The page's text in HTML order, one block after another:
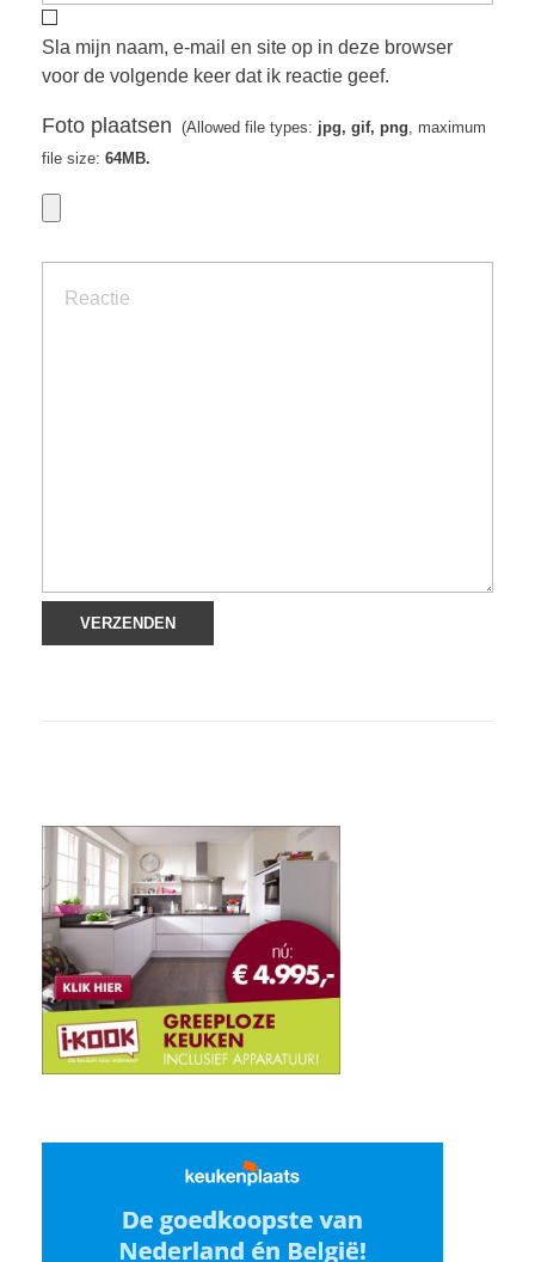
Sla mijn naam, e-mail en site op in deze browser
voor de volgende keer dat ik reactie geef.
Foto plaatsen (Allowed file types: jpg, gif, png, maximum
file size: 64MB.